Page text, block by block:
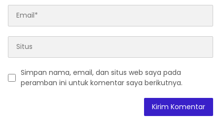
Simpan nama, email, dan situs web saya pada
peramban ini untuk komentar saya berikutnya.